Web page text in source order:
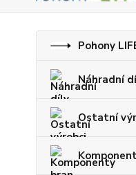
Pohony
Náhradní
Ostatní